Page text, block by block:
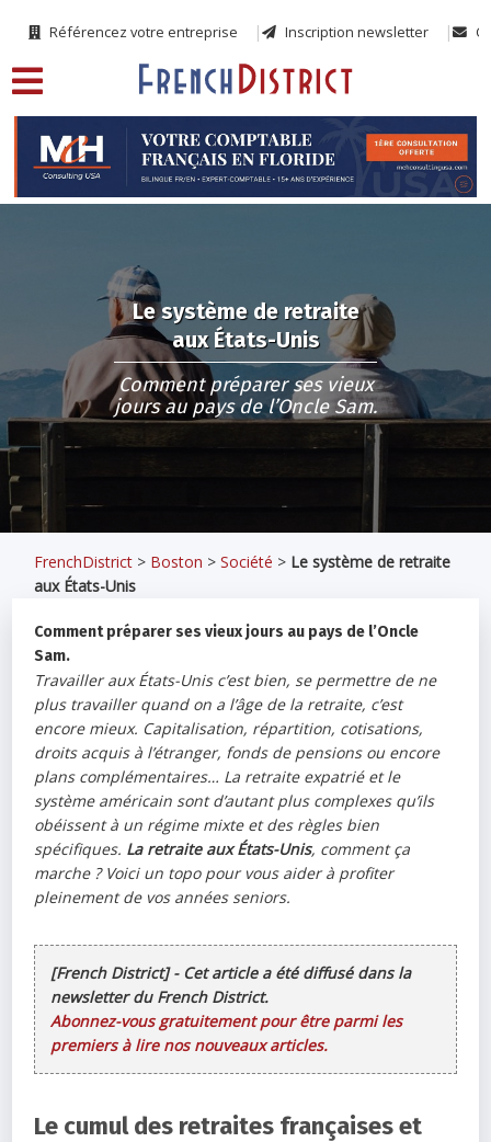
Référencez votre entreprise Inscription newsletter
Le système de retraite
aux États-Unis
Comment préparer ses vieux
jours au pays de l’Oncle Sam.
FrenchDistrict > Boston >Société > Le système de retraite
aux États-Unis
Comment préparer ses vieux jours au pays de l’Oncle
Sam.
Travailler aux États-Unis c’est bien, se permettre de ne
plus travailler quand on a l’âge de la retraite, c’est
encore mieux. Capitalisation, répartition, cotisations,
droits acquis à l’étranger, fonds de pensions ou encore
plans complémentaires… La retraite expatrié et le
système américain sont d’autant plus complexes qu’ils
obéissent à un régime mixte et des règles bien
spécifiques. La retraite aux États-Unis, comment ça
marche ? Voici un topo pour vous aider à profiter
pleinement de vos années seniors.
[French District] - Cet article a été diffusé dans la
newsletter du French District.
Abonnez-vous gratuitement pour être parmi les
premiers à lire nos nouveaux articles.
Le cumul des retraites françaises et